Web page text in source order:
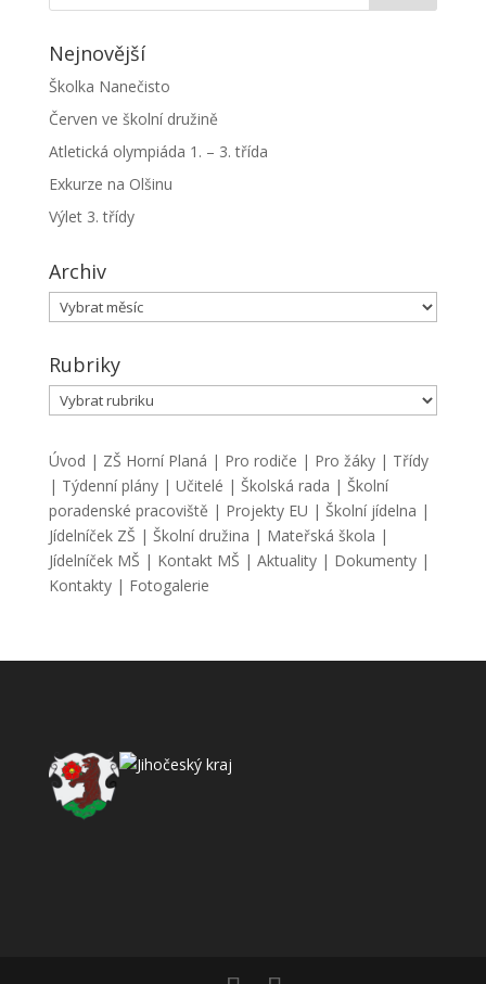
Nejnovější
Školka Nanečisto
Červen ve školní družině
Atletická olympiáda 1. – 3. třída
Exkurze na Olšinu
Výlet 3. třídy
Archiv
Archiv
Rubriky
Rubriky
Úvod | ZŠ Horní Planá | Pro rodiče | Pro žáky| Třídy
| Týdenní plány| Učitelé | Školská rada | Školní
poradenské pracoviště | Projekty EU | Školní jídelna |
Jídelníček ZŠ | Školní družina | Mateřská škola |
Jídelníček MŠ | Kontakt MŠ | Aktuality| Dokumenty|
Kontakty| Fotogalerie